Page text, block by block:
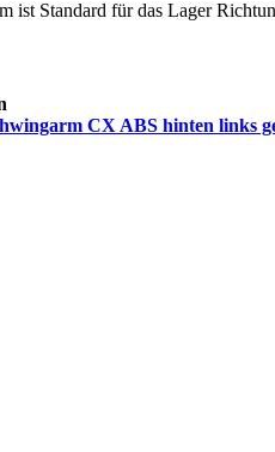
ist Standard für das Lager
CX ABS hinten links